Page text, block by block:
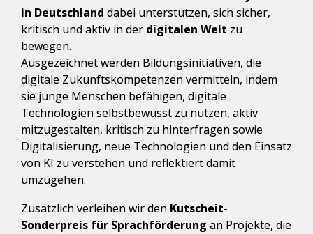
in Deutschland dabei unterstützen, sich sicher,
kritisch und aktiv in der digitalen Welt zu
bewegen.
Ausgezeichnet werden Bildungsinitiativen, die
digitale Zukunftskompetenzen vermitteln, indem
sie junge Menschen befähigen, digitale
Technologien selbstbewusst zu nutzen, aktiv
mitzugestalten, kritisch zu hinterfragen sowie
Digitalisierung, neue Technologien und den Einsatz
von KI zu verstehen und reflektiert damit
umzugehen.
Zusätzlich verleihen wir den Kutscheit-
Sonderpreis für Sprachförderung an Projekte, die